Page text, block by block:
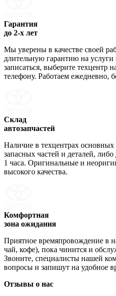
Гарантия
до 2-х лет
Мы уверены в качестве своей
длительную гарантию на
записаться, выберите техцентр
телефону. Работаем ежедневно,
Склад
автозапчастей
Наличие в техцентрах основных
запасных частей и деталей, либо
1 часа. Оригинальные и
высокого качества.
Комфортная
зона ожидания
Приятное времяпровождение в
чай, кофе), пока чинится и
Звоните, специалисты нашей
вопросы и запишут на удобное
Отзывы о нас